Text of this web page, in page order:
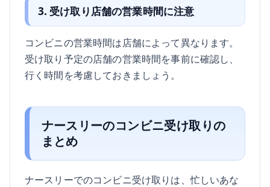
3. 受け取り店舗の営業時間に注意
コンビニの営業時間は店舗によって異なります。
受け取り予定の店舗の営業時間を事前に確認し、
行く時間を考慮しておきましょう。
ナースリーのコンビニ受け取りの
まとめ
ナースリーでのコンビニ受け取りは、忙しいあな